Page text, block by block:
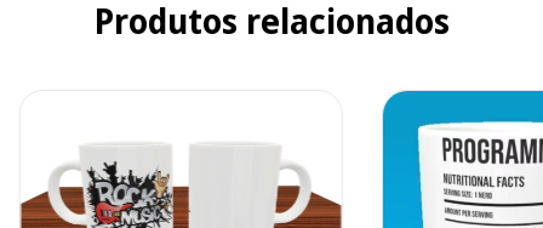
Produtos relacionados